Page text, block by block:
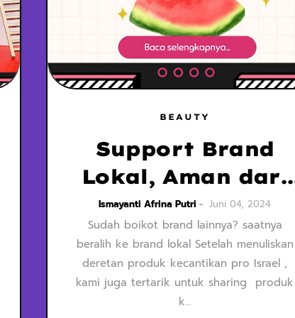
BEAUTY
Support Brand
Lokal, Aman dari
Boikot Keji Israel
Ismayanti Afrina Putri Juni 04, 2024
Sudah boikot brand lainnya? saatnya
beralih ke brand lokal Setelah menuliskan
deretan produk kecantikan pro Israel ,
kami juga tertarik untuk sharing produk
k…